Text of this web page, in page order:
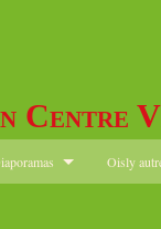
Centre
Oisly